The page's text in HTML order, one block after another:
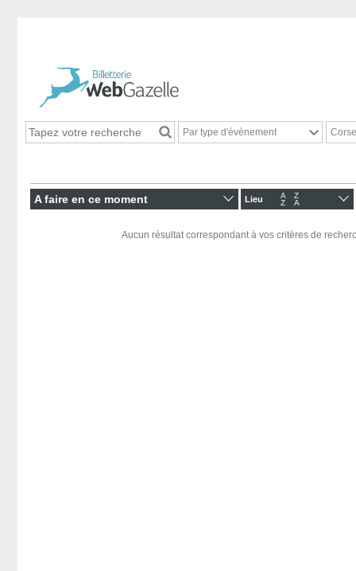
Par type d'évènement Corse
A faire en ce moment A
Z
Z
A
Lieu
Aucun résultat correspondant à vos critères de